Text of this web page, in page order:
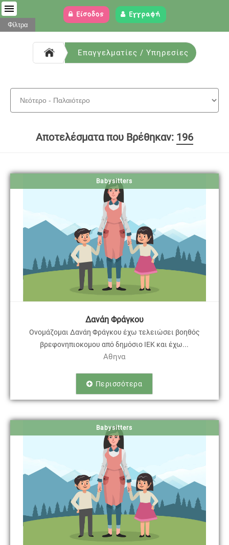
Είσοδος Εγγραφή
Φίλτρα
Επαγγελματίες / Υπηρεσίες
Αποτελέσματα που Βρέθηκαν: 196
Babysitters
Δανάη Φράγκου
Ονομάζομαι Δανάη Φράγκου έχω τελειώσει βοηθός
βρεφονηπιοκομου από δημόσιο ΙΕΚ και έχω...
Αθηνα
Περισσότερα
Babysitters